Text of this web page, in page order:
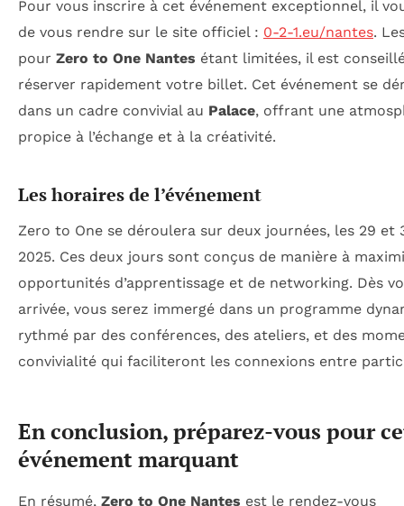
Pour vous inscrire à cet événement exceptionnel, il
de vous rendre sur le site officiel : 0-2-1.eu/nantes.
pour Zero to One Nantes étant limitées, il est
réserver rapidement votre billet. Cet événement se
dans un cadre convivial au Palace, offrant une
propice à l’échange et à la créativité.
Les horaires de l’événement
Zero to One se déroulera sur deux journées, les 29 et
2025. Ces deux jours sont conçus de manière à
opportunités d’apprentissage et de networking. Dès
arrivée, vous serez immergé dans un programme
rythmé par des conférences, des ateliers, et des
convivialité qui faciliteront les connexions entre
En conclusion, préparez-vous pour
événement marquant
En résumé, Zero to One Nantes est le rendez-vous